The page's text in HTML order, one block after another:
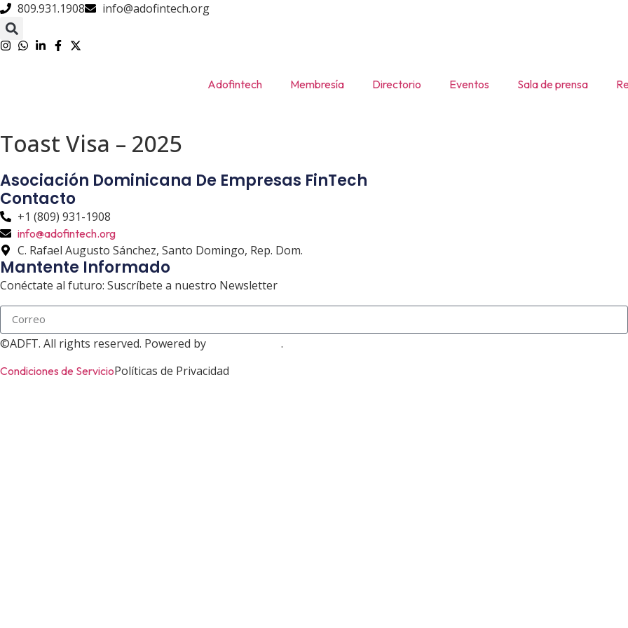
809.931.1908 info@adofintech.org
Adofintech Membresía Directorio Eventos Sala de prensa
Toast Visa – 2025
Asociación Dominicana De Empresas FinTech
Contacto
+1 (809) 931-1908
info@adofintech.org
C. Rafael Augusto Sánchez, Santo Domingo, Rep. Dom.
Mantente Informado
Conéctate al futuro: Suscríbete a nuestro Newsletter
©ADFT. All rights reserved. Powered by .
Condiciones de ServicioPolíticas de Privacidad